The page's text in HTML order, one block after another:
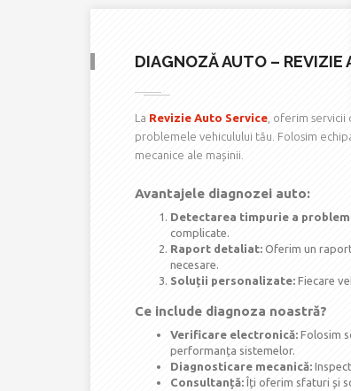
DIAGNOZĂ AUTO – REVIZIE
La Revizie Auto Service , oferim
problemele vehiculului tău. Folosim
mecanice ale mașinii.
Avantajele diagnozei auto:
Detectarea timpurie a
complicate.
Raport detaliat: Oferim un
necesare.
Soluții personalizate: Fiecare
Ce include diagnoza noastră?
Verificare electronică: Folosim
performanța sistemelor.
Diagnosticare mecanică:
Consultanță: Îți oferim sfaturi și